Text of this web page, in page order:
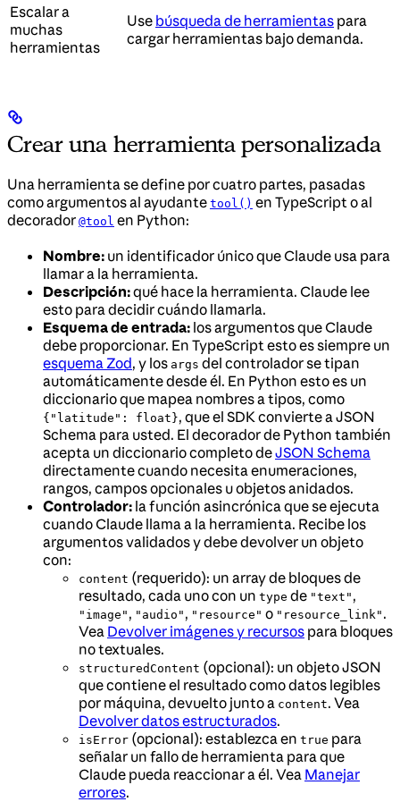
Escalar a
muchas
herramientas
Use búsqueda de herramientas para
cargar herramientas bajo demanda.
Crear una herramienta personalizada
Una herramienta se define por cuatro partes, pasadas
como argumentos al ayudante tool() en TypeScript o al
decorador @tool en Python:
Nombre: un identificador único que Claude usa para
llamar a la herramienta.
Descripción:qué hace la herramienta. Claude lee
esto para decidir cuándo llamarla.
Esquema de entrada: los argumentos que Claude
debe proporcionar. En TypeScript esto es siempre un
esquema Zod, y los args del controlador se tipan
automáticamente desde él. En Python esto es un
diccionario que mapea nombres a tipos, como
{"latitude": float}, que el SDK convierte a JSON
Schema para usted. El decorador de Python también
acepta un diccionario completo deJSON Schema
directamente cuando necesita enumeraciones,
rangos, campos opcionales u objetos anidados.
Controlador: la función asincrónica que se ejecuta
cuando Claude llama a la herramienta. Recibe los
argumentos validados y debe devolver un objeto
con:
content (requerido): un array de bloques de
resultado, cada uno con un type de "text" ,
"image" , "audio" , "resource" o "resource_link" .
Vea Devolver imágenes y recursos para bloques
no textuales.
structuredContent (opcional): un objeto JSON
que contiene el resultado como datos legibles
por máquina, devuelto junto a content. Vea
Devolver datos estructurados.
isError (opcional): establezca en true para
señalar un fallo de herramienta para que
Claude pueda reaccionar a él. Vea Manejar
errores.